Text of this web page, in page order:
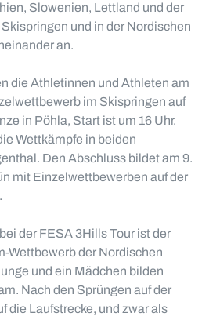
Slowenien, Lettland und der
und in der Nordischen
an.
die Athletinnen und Athleten am
im Skispringen auf
in Pöhla, Start ist um 16 Uhr.
Wettkämpfe in beiden
Den Abschluss bildet am 9.
mit Einzelwettbewerben auf der
der FESA 3Hills Tour ist der
Wettbewerb der Nordischen
und ein Mädchen bilden
Nach den Sprüngen auf der
die Laufstrecke, und zwar als